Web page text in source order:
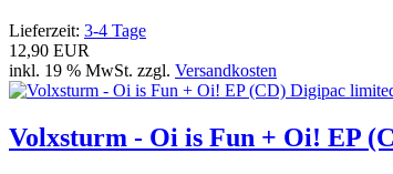
Lieferzeit: 3-4 Tage
12,90 EUR
inkl. 19 % MwSt. zzgl. Versandkosten
Volxsturm - Oi is Fun + Oi! EP